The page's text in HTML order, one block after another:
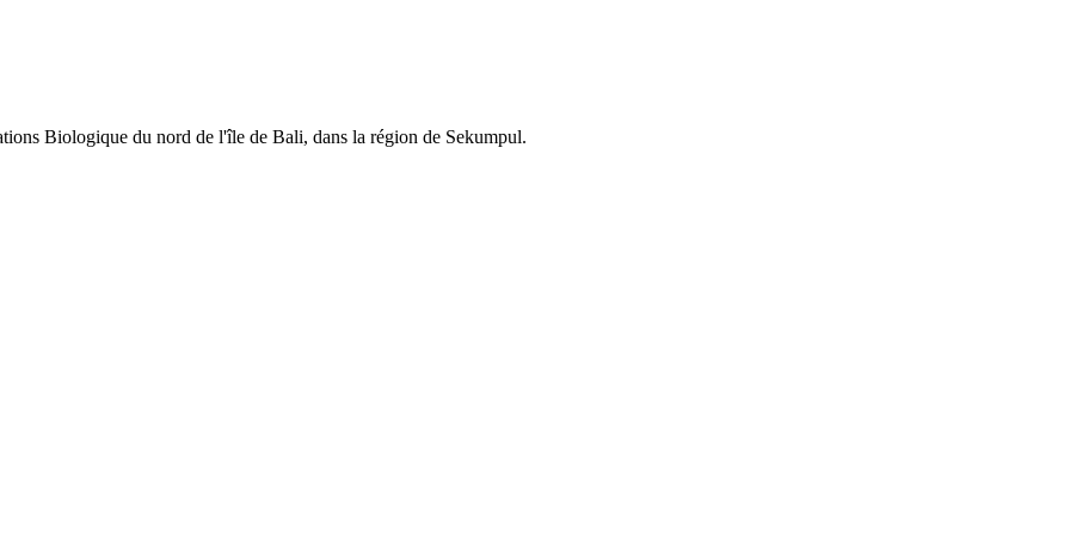
Biologique du nord de l'île de Bali, dans la région de Sekumpul.